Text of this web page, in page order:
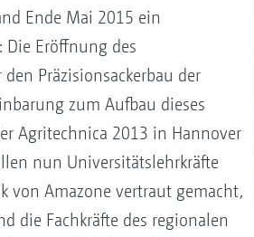
Ende Mai 2015 ein
Die Eröffnung des
Präzisionsackerbau der
zum Aufbau dieses
Agritechnica 2013 in Hannover
nun Universitätslehrkräfte
von Amazone vertraut gemacht,
die Fachkräfte des regionalen